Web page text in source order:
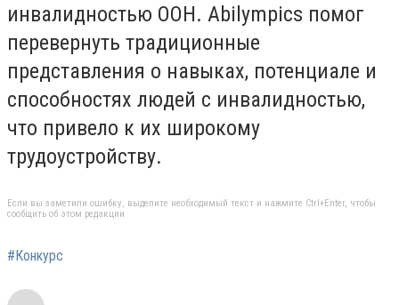
инвалидностью ООН. Abilympics помог
перевернуть традиционные
представления о навыках, потенциале и
способностях людей с инвалидностью,
что привело к их широкому
трудоустройству.
Если вы заметили ошибку, выделите необходимый текст и нажмите Ctrl+Enter, чтобы
сообщить об этом редакции
#Конкурс